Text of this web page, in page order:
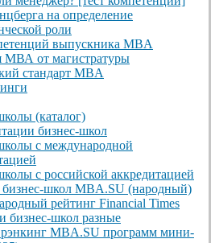
на определение
роли
выпускника MBA
МВА от магистратуры
стандарт MBA
(каталог)
бизнес-школ
с международной
с российской аккредитацией
бизнес-школ MBA.SU (народный)
рейтинг Financial Times
бизнес-школ разные
MBA.SU программ мини-